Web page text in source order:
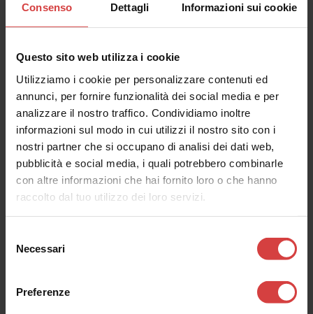
Consenso Dettagli Informazioni sui cookie
Questo sito web utilizza i cookie
Utilizziamo i cookie per personalizzare contenuti ed
annunci, per fornire funzionalità dei social media e per
analizzare il nostro traffico. Condividiamo inoltre
informazioni sul modo in cui utilizzi il nostro sito con i
nostri partner che si occupano di analisi dei dati web,
pubblicità e social media, i quali potrebbero combinarle
con altre informazioni che hai fornito loro o che hanno
raccolto dal tuo utilizzo dei loro servizi.
delNecessari
Preferenze